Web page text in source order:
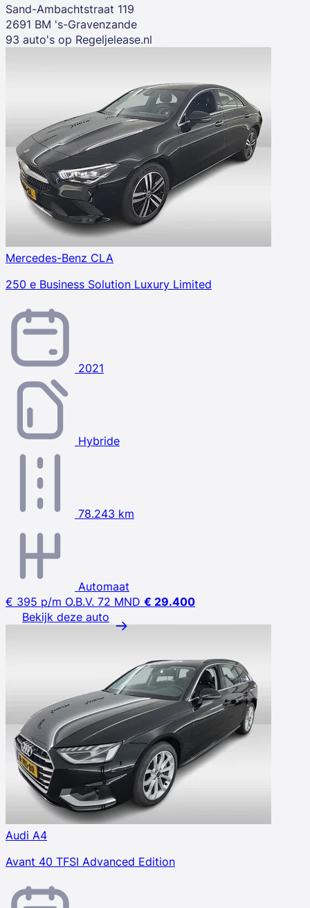
Sand-Ambachtstraat 119
2691 BM 's-Gravenzande
93 auto's op Regeljelease.nl
Mercedes-Benz CLA
250 e Business Solution Luxury Limited
2021
Hybride
78.243 km
Automaat
€ 395 p/m O.B.V. 72 MND € 29.400
Bekijk deze auto
Audi A4
Avant 40 TFSI Advanced Edition